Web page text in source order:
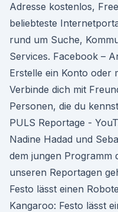
Adresse kostenlos,
beliebteste
rund um Suche,
Services. Facebook –
Erstelle ein Konto oder
Verbinde dich mit
Personen, die du
PULS Reportage -
Nadine Hadad und
dem jungen Programm
unseren Reportagen
Festo lässt einen
Kangaroo: Festo lässt